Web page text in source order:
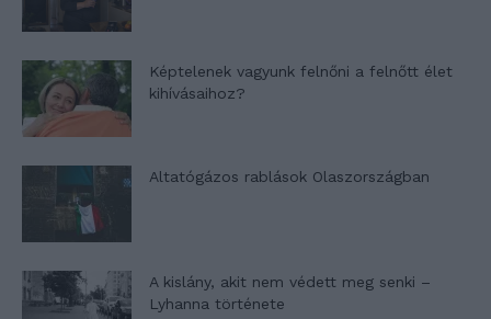
Képtelenek vagyunk felnőni a felnőtt élet
kihívásaihoz?
Altatógázos rablások Olaszországban
A kislány, akit nem védett meg senki –
Lyhanna története